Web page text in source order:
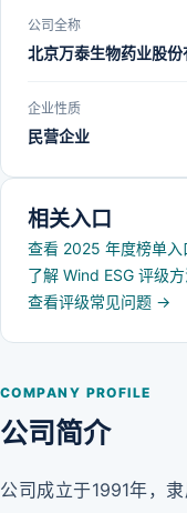
COMPANY PROFILE
公司简介
公司成立于1991年，
公司全称
北京万泰生物药业股份
企业性质
民营企业
相关入口
查看 2025 年度榜单入
了解 Wind ESG 评级
查看评级常见问题 →